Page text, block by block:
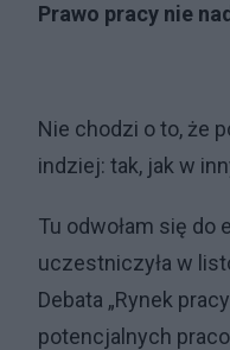
Prawo pracy nie
Nie chodzi o to, że
indziej: tak, jak w
Tu odwołam się
uczestniczyła w
Debata „Rynek
potencjalnych